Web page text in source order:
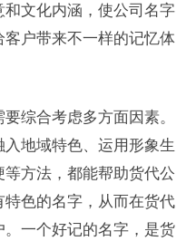
文化内涵，使公司名字
户带来不一样的记忆体
综合考虑多方面因素。
地域特色、运用形象生
方法，都能帮助货代公
色的名字，从而在货代
一个好记的名字，是货